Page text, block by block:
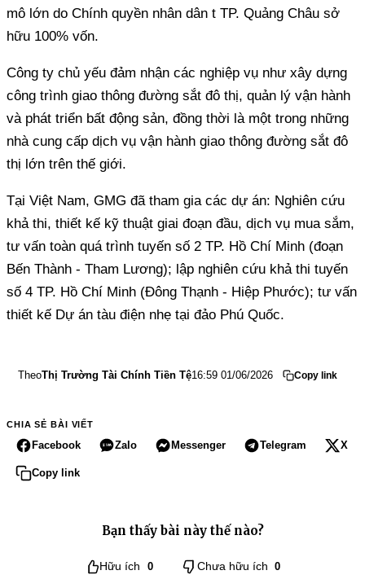
mô lớn do Chính quyền nhân dân t TP. Quảng Châu sở
hữu 100% vốn.
Công ty chủ yếu đảm nhận các nghiệp vụ như xây dựng
công trình giao thông đường sắt đô thị, quản lý vận hành
và phát triển bất động sản, đồng thời là một trong những
nhà cung cấp dịch vụ vận hành giao thông đường sắt đô
thị lớn trên thế giới.
Tại Việt Nam, GMG đã tham gia các dự án: Nghiên cứu
khả thi, thiết kế kỹ thuật giai đoạn đầu, dịch vụ mua sắm,
tư vấn toàn quá trình tuyến số 2 TP. Hồ Chí Minh (đoạn
Bến Thành - Tham Lương); lập nghiên cứu khả thi tuyến
số 4 TP. Hồ Chí Minh (Đông Thạnh - Hiệp Phước); tư vấn
thiết kế Dự án tàu điện nhẹ tại đảo Phú Quốc.
TheoThị Trường Tài Chính Tiền Tệ16:59 01/06/2026 Copy link
CHIA SẺ BÀI VIẾT
Facebook Zalo Messenger Telegram X
Copy link
Bạn thấy bài này thế nào?
Hữu ích 0 Chưa hữu ích 0